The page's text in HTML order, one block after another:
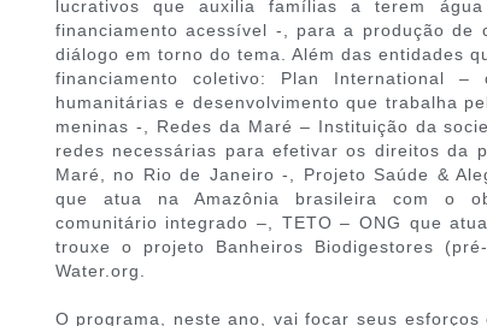
lucrativos que auxilia famílias a terem
financiamento acessível -, para a produção de
diálogo em torno do tema. Além das entidades
financiamento coletivo: Plan International –
humanitárias e desenvolvimento que trabalha
meninas -, Redes da Maré – Instituição da
redes necessárias para efetivar os direitos da
Maré, no Rio de Janeiro -, Projeto Saúde &
que atua na Amazônia brasileira com o
comunitário integrado –, TETO – ONG que
trouxe o projeto Banheiros Biodigestores
Water.org.
O programa, neste ano, vai focar seus